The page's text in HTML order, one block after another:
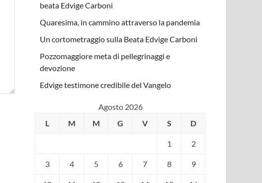
beata Edvige Carboni
Quaresima, in cammino attraverso la pandemia
Un cortometraggio sulla Beata Edvige Carboni
Pozzomaggiore meta di pellegrinaggi e
devozione
Edvige testimone credibile del Vangelo
Agosto 2026
L
M M G V S D
1 2
3 4 5 6 7 8 9